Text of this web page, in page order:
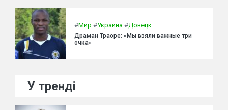
#Мир #Украина #Донецк
Драман Траоре: «Мы взяли важные три
очка»
У тренді